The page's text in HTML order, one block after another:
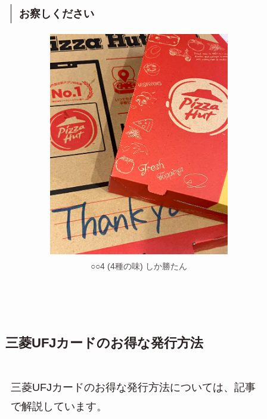
お察しください
○○4 (4種の味) しか勝たん
三菱UFJカードのお得な発行方法
三菱UFJカードのお得な発行方法については、記事
で解説しています。